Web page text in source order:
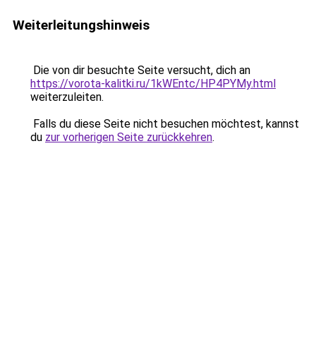
Weiterleitungshinweis
Die von dir besuchte Seite versucht, dich an
https://vorota-kalitki.ru/1kWEntc/HP4PYMy.html
weiterzuleiten.
Falls du diese Seite nicht besuchen möchtest, kannst
du zur vorherigen Seite zurückkehren.